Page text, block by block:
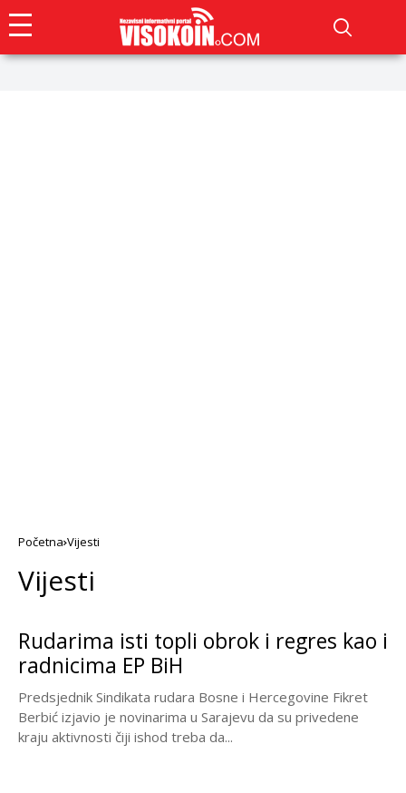
Početna Vijesti
Vijesti
Rudarima isti topli obrok i regres kao i
radnicima EP BiH
Predsjednik Sindikata rudara Bosne i Hercegovine Fikret
Berbić izjavio je novinarima u Sarajevu da su privedene
kraju aktivnosti čiji ishod treba da...